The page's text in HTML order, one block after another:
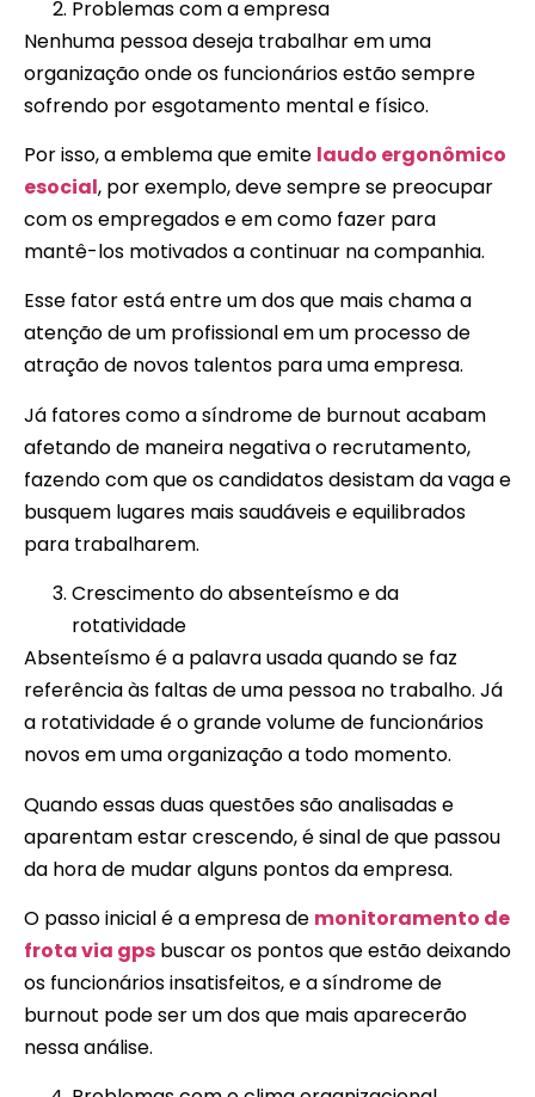
Problemas com a empresa
Nenhuma pessoa deseja trabalhar em uma
organização onde os funcionários estão sempre
sofrendo por esgotamento mental e físico.
Por isso, a emblema que emite laudo ergonômico
esocial, por exemplo, deve sempre se preocupar
com os empregados e em como fazer para
mantê-los motivados a continuar na companhia.
Esse fator está entre um dos que mais chama a
atenção de um profissional em um processo de
atração de novos talentos para uma empresa.
Já fatores como a síndrome de burnout acabam
afetando de maneira negativa o recrutamento,
fazendo com que os candidatos desistam da vaga e
busquem lugares mais saudáveis e equilibrados
para trabalharem.
Crescimento do absenteísmo e da
rotatividade
Absenteísmo é a palavra usada quando se faz
referência às faltas de uma pessoa no trabalho. Já
a rotatividade é o grande volume de funcionários
novos em uma organização a todo momento.
Quando essas duas questões são analisadas e
aparentam estar crescendo, é sinal de que passou
da hora de mudar alguns pontos da empresa.
O passo inicial é a empresa de monitoramento de
frota via gps buscar os pontos que estão deixando
os funcionários insatisfeitos, e a síndrome de
burnout pode ser um dos que mais aparecerão
nessa análise.